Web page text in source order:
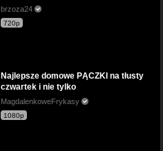
brzoza24
720p
Najlepsze domowe PĄCZKI na tłusty
czwartek i nie tylko
MagdalenkoweFrykasy
1080p